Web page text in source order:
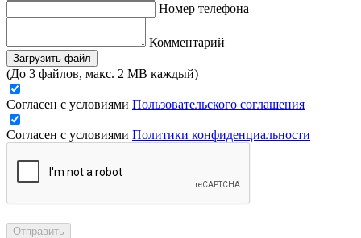
Номер телефона
Комментарий
Загрузить файл
(До 3 файлов, макс. 2 MB каждый)
Согласен с условиями Пользовательского соглашения
Согласен с условиями Политики конфиденциальности
Отправить